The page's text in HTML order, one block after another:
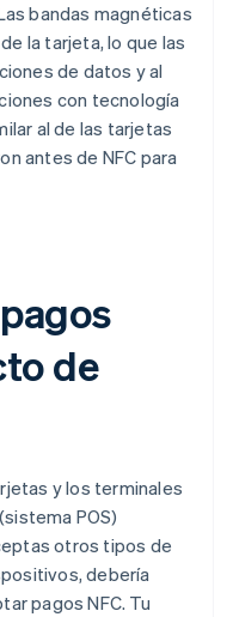
bandas magnéticas
la tarjeta, lo que las
de datos y al
con tecnología
al de las tarjetas
antes de NFC para
de
y los terminales
POS)
otros tipos de
debería
pagos NFC. Tu